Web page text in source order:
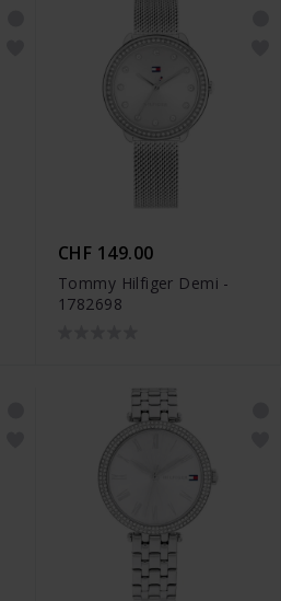
CHF 149.00
Tommy Hilfiger Demi -
1782698